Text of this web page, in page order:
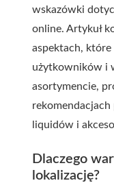
wskazówki
online. Artykuł
aspektach, które
użytkowników i
asortymencie,
liquidów i
Dlaczego
lokalizację?